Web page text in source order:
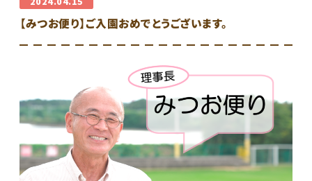
【みつお便り】ご入園おめでとうございます。